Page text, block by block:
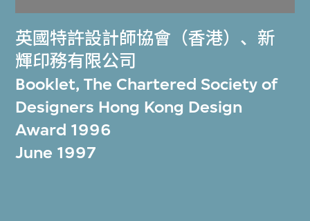
英國特許設計師協會（香港） 、 新
輝印務有限公司
Booklet, The Chartered Society of
Designers Hong Kong Design
Award 1996
June 1997